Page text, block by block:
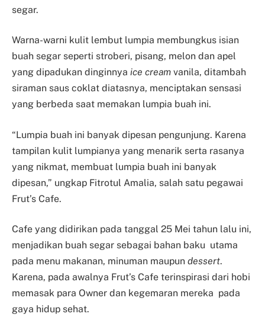
segar.
Warna-warni kulit lembut lumpia membungkus isian
buah segar seperti stroberi, pisang, melon dan apel
yang dipadukan dinginnya ice cream vanila, ditambah
siraman saus coklat diatasnya, menciptakan sensasi
yang berbeda saat memakan lumpia buah ini.
“Lumpia buah ini banyak dipesan pengunjung. Karena
tampilan kulit lumpianya yang menarik serta rasanya
yang nikmat, membuat lumpia buah ini banyak
dipesan,” ungkap Fitrotul Amalia, salah satu pegawai
Frut’s Cafe.
Cafe yang didirikan pada tanggal 25 Mei tahun lalu ini,
menjadikan buah segar sebagai bahan baku utama
pada menu makanan, minuman maupun dessert.
Karena, pada awalnya Frut’s Cafe terinspirasi dari hobi
memasak para Owner dan kegemaran mereka pada
gaya hidup sehat.